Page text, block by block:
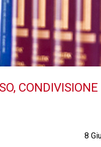
CONDIVISIONE
8